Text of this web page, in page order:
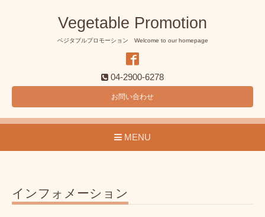
Vegetable Promotion
ベジタブルプロモーション Welcome to our homepage
04-2900-6278
お問い合わせ
MENU
インフォメーション